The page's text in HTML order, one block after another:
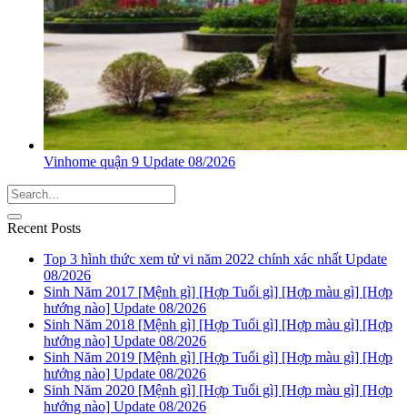
Vinhome quận 9 Update 08/2026
Recent Posts
Top 3 hình thức xem tử vi năm 2022 chính xác nhất Update
08/2026
Sinh Năm 2017 [Mệnh gì] [Hợp Tuổi gì] [Hợp màu gì] [Hợp
hướng nào] Update 08/2026
Sinh Năm 2018 [Mệnh gì] [Hợp Tuổi gì] [Hợp màu gì] [Hợp
hướng nào] Update 08/2026
Sinh Năm 2019 [Mệnh gì] [Hợp Tuổi gì] [Hợp màu gì] [Hợp
hướng nào] Update 08/2026
Sinh Năm 2020 [Mệnh gì] [Hợp Tuổi gì] [Hợp màu gì] [Hợp
hướng nào] Update 08/2026